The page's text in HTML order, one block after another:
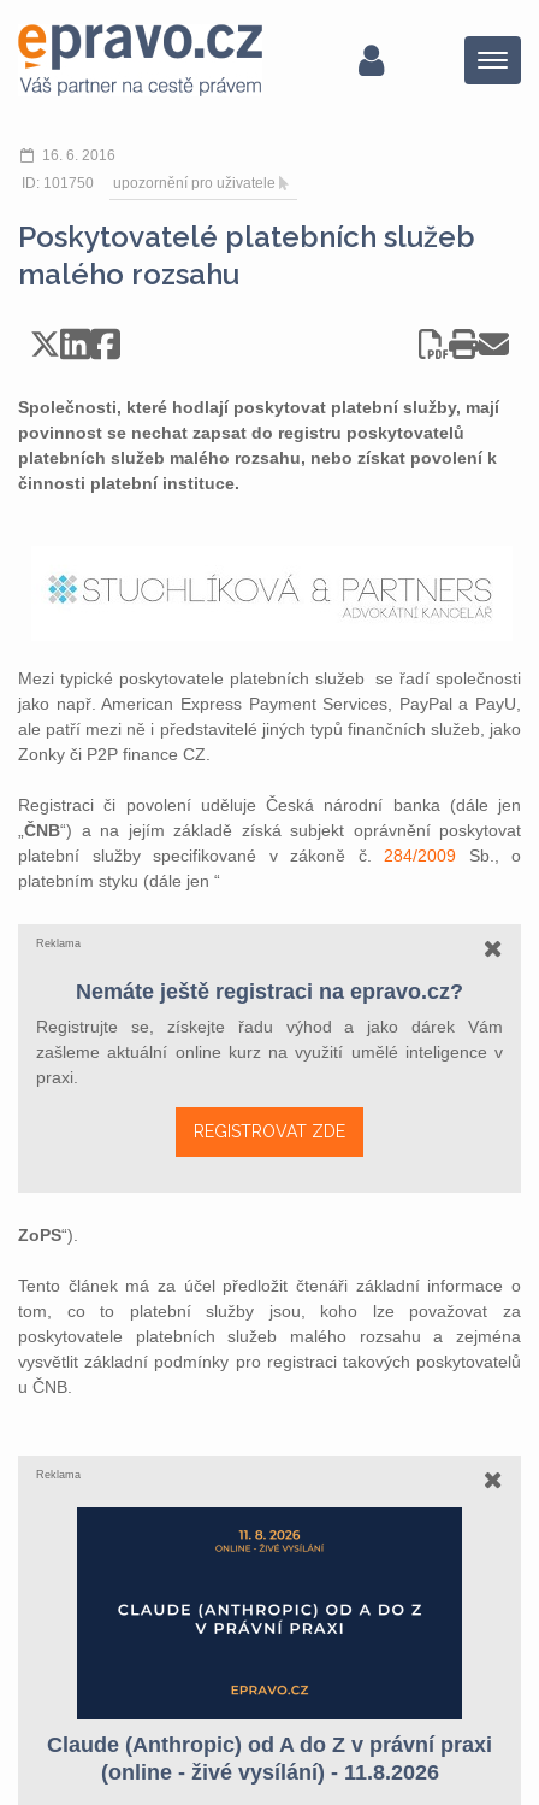
Menu
16. 6. 2016
ID: 101750
upozornění pro uživatele
Poskytovatelé platebních služeb
malého rozsahu
Společnosti, které hodlají poskytovat platební služby, mají
povinnost se nechat zapsat do registru poskytovatelů
platebních služeb malého rozsahu, nebo získat povolení k
činnosti platební instituce.
Mezi typické poskytovatele platebních služeb se řadí společnosti
jako např. American Express Payment Services, PayPal a PayU,
ale patří mezi ně i představitelé jiných typů finančních služeb, jako
Zonky či P2P finance CZ.
Registraci či povolení uděluje Česká národní banka (dále jen
ČNB“) a na jejím základě získá subjekt oprávnění poskytovat
platební služby specifikované v zákoně č. 284/2009 Sb., o
platebním styku (dále jen “
Reklama
Nemáte ještě registraci na epravo.cz?
Registrujte se, získejte řadu výhod a jako dárek Vám
zašleme aktuální online kurz na využití umělé inteligence v
praxi.
REGISTROVAT ZDE
ZoPS“).
Tento článek má za účel předložit čtenáři základní informace o
tom, co to platební služby jsou, koho lze považovat za
poskytovatele platebních služeb malého rozsahu a zejména
vysvětlit základní podmínky pro registraci takových poskytovatelů
u ČNB.
Reklama
Claude (Anthropic) od A do Z v právní praxi
(online - živé vysílání) - 11.8.2026